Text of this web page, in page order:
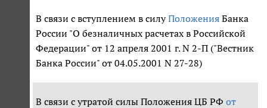
В связи с вступлением в силуПоложения Банка
России "О безналичных расчетах в Российской
Федерации" от 12 апреля 2001 г. N 2-П ("Вестник
Банка России" от 04.05.2001 N 27-28)
В связи с утратой силы Положения ЦБ РФ от